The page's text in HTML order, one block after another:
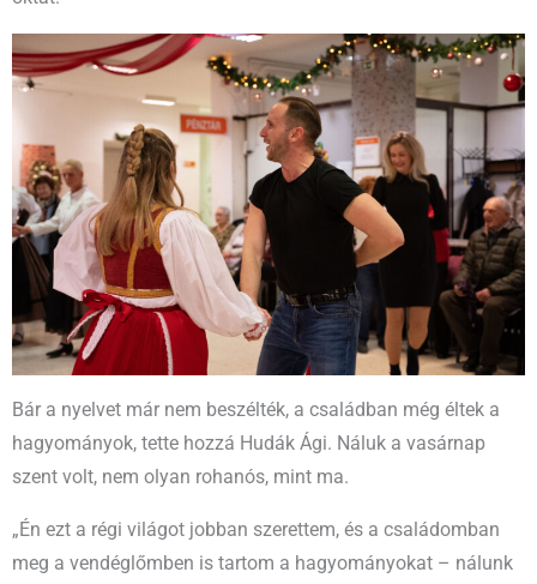
Bár a nyelvet már nem beszélték, a családban még éltek a
hagyományok, tette hozzá Hudák Ági. Náluk a vasárnap
szent volt, nem olyan rohanós, mint ma.
„Én ezt a régi világot jobban szerettem, és a családomban
meg a vendéglőmben is tartom a hagyományokat – nálunk